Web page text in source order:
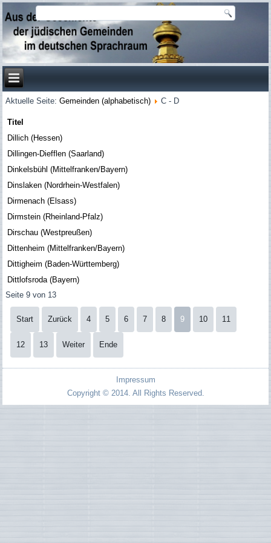
Aktuelle Seite:Gemeinden (alphabetisch) C - D
Titel
Dillich (Hessen)
Dillingen-Diefflen (Saarland)
Dinkelsbühl (Mittelfranken/Bayern)
Dinslaken (Nordrhein-Westfalen)
Dirmenach (Elsass)
Dirmstein (Rheinland-Pfalz)
Dirschau (Westpreußen)
Dittenheim (Mittelfranken/Bayern)
Dittigheim (Baden-Württemberg)
Dittlofsroda (Bayern)
Seite 9 von 13
Start Zurück 4 5 6 7 8 9 10 11
12 13 Weiter Ende
Impressum
Copyright © 2014. All Rights Reserved.